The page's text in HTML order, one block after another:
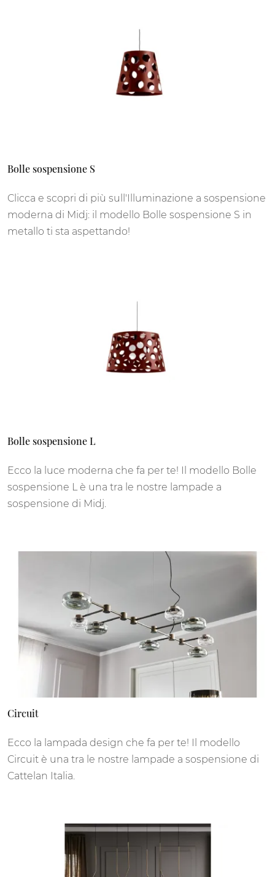
Bolle sospensione S
Clicca e scopri di più sull'Illuminazione a sospensione
moderna di Midj: il modello Bolle sospensione S in
metallo ti sta aspettando!
Bolle sospensione L
Ecco la luce moderna che fa per te! Il modello Bolle
sospensione L è una tra le nostre lampade a
sospensione di Midj.
Circuit
Ecco la lampada design che fa per te! Il modello
Circuit è una tra le nostre lampade a sospensione di
Cattelan Italia.